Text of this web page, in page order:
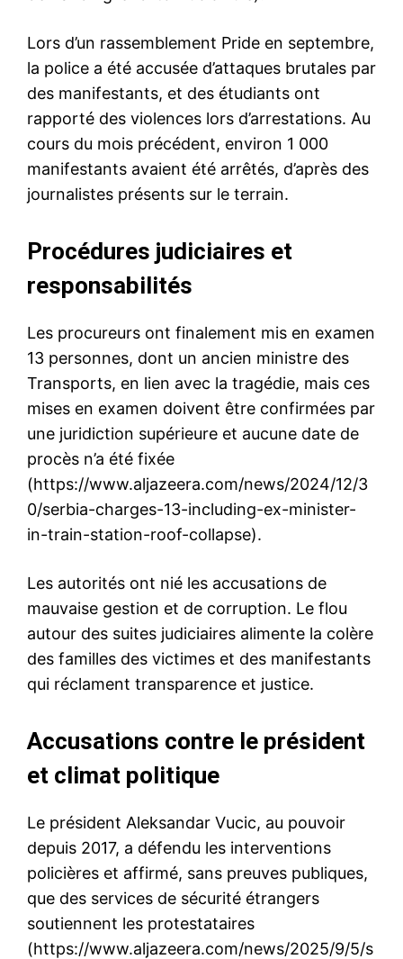
Lors d’un rassemblement Pride en septembre,
la police a été accusée d’attaques brutales par
des manifestants, et des étudiants ont
rapporté des violences lors d’arrestations. Au
cours du mois précédent, environ 1 000
manifestants avaient été arrêtés, d’après des
journalistes présents sur le terrain.
Procédures judiciaires et
responsabilités
Les procureurs ont finalement mis en examen
13 personnes, dont un ancien ministre des
Transports, en lien avec la tragédie, mais ces
mises en examen doivent être confirmées par
une juridiction supérieure et aucune date de
procès n’a été fixée
(https://www.aljazeera.com/news/2024/12/3
0/serbia-charges-13-including-ex-minister-
in-train-station-roof-collapse).
Les autorités ont nié les accusations de
mauvaise gestion et de corruption. Le flou
autour des suites judiciaires alimente la colère
des familles des victimes et des manifestants
qui réclament transparence et justice.
Accusations contre le président
et climat politique
Le président Aleksandar Vucic, au pouvoir
depuis 2017, a défendu les interventions
policières et affirmé, sans preuves publiques,
que des services de sécurité étrangers
soutiennent les protestataires
(https://www.aljazeera.com/news/2025/9/5/s